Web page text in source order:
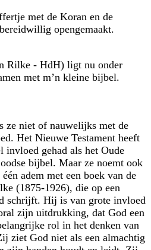
met de Koran en de
opengemaakt.
Rilke - HdH) ligt nu onder
met m’n kleine bijbel.
ze niet of nauwelijks met de
Het Nieuwe Testament heeft
invloed gehad als het Oude
bijbel. Maar ze noemt ook
adem met een boek van de
(1875-1926), die op een
schrijft. Hij is van grote invloed
zijn uit­drukking, dat God een
rol in het denken van
ziet God niet als een almachtig